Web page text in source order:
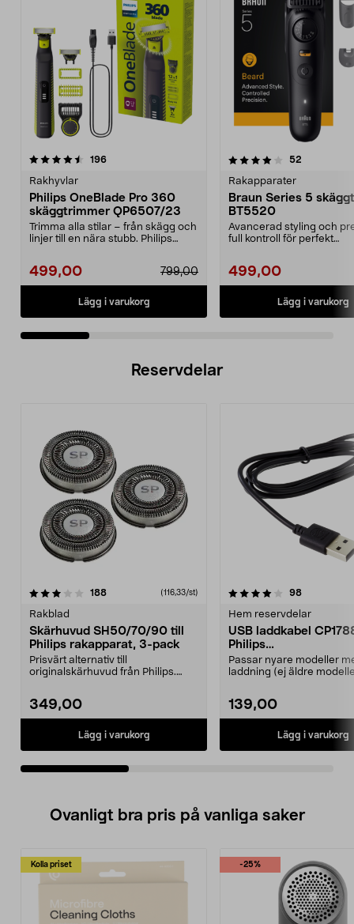
196recensioner
Rakhyvlar
Philips OneBlade Pro 360
skäggtrimmer QP6507/23
Trimma alla stilar – från skägg och
linjer till en nära stubb. Philips
499,00 799,00
Lägg i varukorg
4.0 av 5 stjärnor 52
Rakapparater
Braun Series 5
BT5520
Avancerad styling och
full kontroll för perfekt
499,00
Lägg i varukorg
4.0 av 5 stjärnor
Reservdelar
188recensioner (116,33/st)
Rakblad
Skärhuvud SH50/70/90 till
Philips rakapparat, 3-pack
Prisvärt alternativ till
originalskärhuvud från Philips.
349,00
Lägg i varukorg
4.0av 5 stjärnor 98recensioner
Hem reservdelar
USB laddkabel
Philips
OneBlade/
Passar nyare modeller
laddning (ej äldre
139,00
Lägg i varukorg
4.5av 5 stjärnor
Ovanligt bra pris på vanliga saker
Kolla priset -25%